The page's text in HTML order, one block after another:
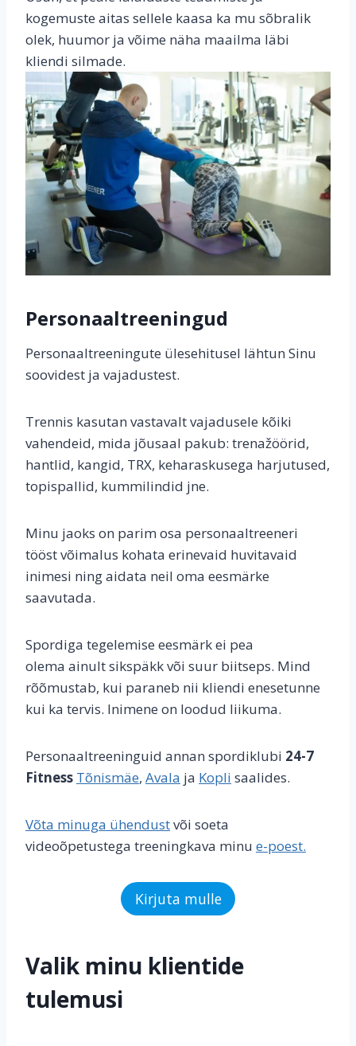
kogemuste aitas sellele kaasa ka mu sõbralik
olek, huumor ja võime näha maailma läbi
kliendi silmade.
Personaaltreeningud
Personaaltreeningute ülesehitusel lähtun Sinu
soovidest ja vajadustest.
Trennis kasutan vastavalt vajadusele kõiki
vahendeid, mida jõusaal pakub: trenažöörid,
hantlid, kangid, TRX, keharaskusega harjutused,
topispallid, kummilindid jne.
Minu jaoks on parim osa personaaltreeneri
tööst võimalus kohata erinevaid huvitavaid
inimesi ning aidata neil oma eesmärke
saavutada.
Spordiga tegelemise eesmärk ei pea
olema ainult sikspäkk või suur biitseps. Mind
rõõmustab, kui paraneb nii kliendi enesetunne
kui ka tervis. Inimene on loodud liikuma.
Personaaltreeninguid annan spordiklubi 24-7
Fitness Tõnismäe, Avala ja Kopli saalides.
Võta minuga ühendustvõi soeta
videoõpetustega treeningkava minu e-poest.
Kirjuta mulle
Valik minu klientide
tulemusi